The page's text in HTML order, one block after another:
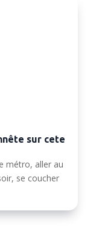
sur cete
métro, aller au
se coucher